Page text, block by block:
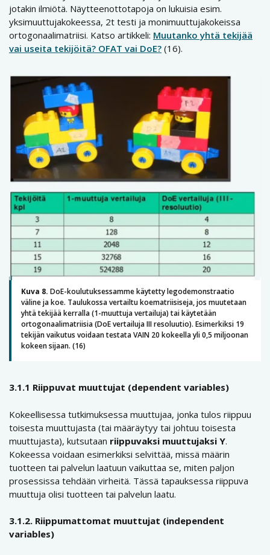
jotakin ilmiötä. Näytteenottotapoja on lukuisia esim.
yksimuuttujakokeessa, 2t testi ja monimuuttujakokeissa
ortogonaalimatriisi. Katso artikkeli: Muutanko yhtä tekijää
vai useita tekijöitä? OFAT vai DoE? (16).
Kuva 8. DoE-koulutuksessamme käytetty legodemonstraatio
väline ja koe. Taulukossa vertailtu koematriisiseja, jos muutetaan
yhtä tekijää kerralla (1-muuttuja vertailuja) tai käytetään
ortogonaalimatriisia (DoE vertailuja III resoluutio). Esimerkiksi 19
tekijän vaikutus voidaan testata VAIN 20 kokeella yli 0,5 miljoonan
kokeen sijaan. (16)
3.1.1 Riippuvat muuttujat (dependent variables)
Kokeellisessa tutkimuksessa muuttujaa, jonka tulos riippuu
toisesta muuttujasta (tai määräytyy tai johtuu toisesta
muuttujasta), kutsutaan riippuvaksi muuttujaksi Y.
Kokeessa voidaan esimerkiksi selvittää, missä määrin
tuotteen tai palvelun laatuun vaikuttaa se, miten paljon
prosessissa tehdään virheitä. Tässä tapauksessa riippuva
muuttuja olisi tuotteen tai palvelun laatu.
3.1.2. Riippumattomat muuttujat (independent
variables)